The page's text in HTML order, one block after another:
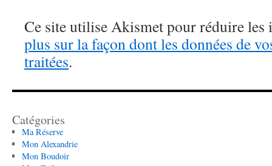
Ce site utilise Akismet pour réduire les
plus sur la façon dont les données de
traitées.
Catégories
Ma Réserve
Mon Alexandrie
Mon Boudoir